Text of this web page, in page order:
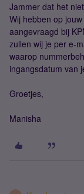
Jammer dat het
Wij hebben op
aangevraagd bij
zullen wij je per e-
waarop
ingangsdatum van
Groetjes,
Manisha